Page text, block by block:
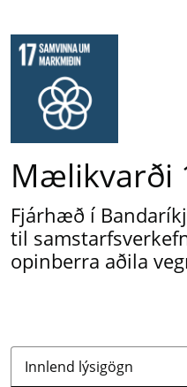
Mælikvarði
Fjárhæð í
til
opinberra aðila
Innlend lýsigögn